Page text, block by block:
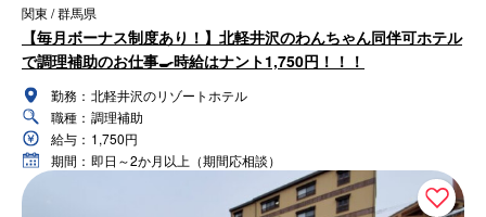
関東 / 群馬県
【毎月ボーナス制度あり！】北軽井沢のわんちゃん同伴可ホテル
で調理補助のお仕事🍳時給はナント1,750円！！！
勤務： 北軽井沢のリゾートホテル
職種： 調理補助
給与： 1,750円
期間： 即日～2か月以上（期間応相談）